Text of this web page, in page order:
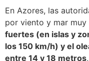
En Azores, las
por viento y mar muy
fuertes (en islas y
los 150 km/h) y el
entre 14 y 18 metros